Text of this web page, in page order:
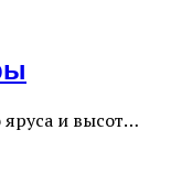
и высот…